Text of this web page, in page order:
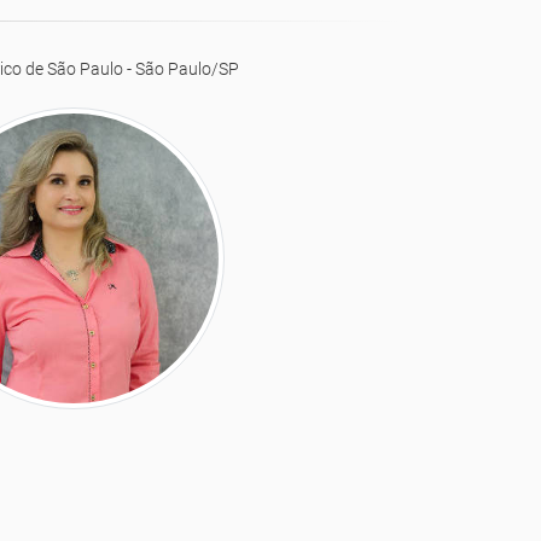
de São Paulo - São Paulo/SP